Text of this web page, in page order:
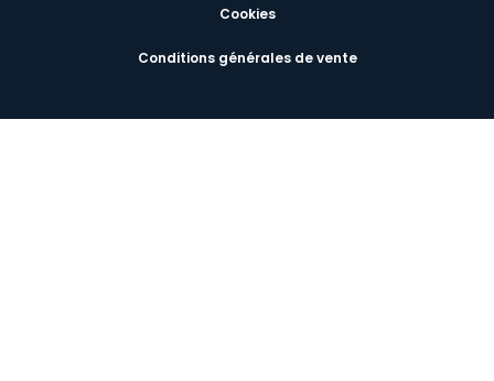
Cookies
Conditions générales de vente